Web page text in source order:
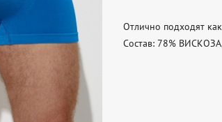
Отлично подходят
Состав: 78%